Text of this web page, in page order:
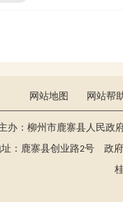
网站地图 网站帮
办：柳州市鹿寨县人民
：鹿寨县创业路2号 政府